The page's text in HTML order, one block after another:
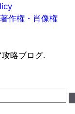
作権・肖像権
略ブログ.